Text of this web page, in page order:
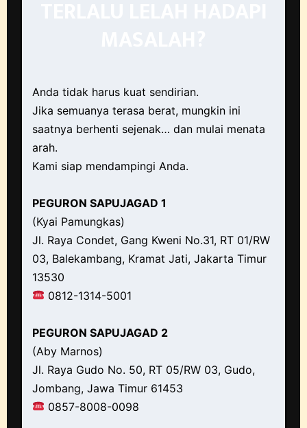
Anda tidak harus kuat sendirian.
Jika semuanya terasa berat, mungkin ini
saatnya berhenti sejenak… dan mulai menata
arah.
Kami siap mendampingi Anda.
PEGURON SAPUJAGAD 1
(Kyai Pamungkas)
Jl. Raya Condet, Gang Kweni No.31, RT 01/RW
03, Balekambang, Kramat Jati, Jakarta Timur
13530
0812-1314-5001
PEGURON SAPUJAGAD 2
(Aby Marnos)
Jl. Raya Gudo No. 50, RT 05/RW 03, Gudo,
Jombang, Jawa Timur 61453
0857-8008-0098